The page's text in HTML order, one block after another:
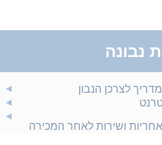
נבונה
לצרכן הנבון
ושירות לאחר המכירה